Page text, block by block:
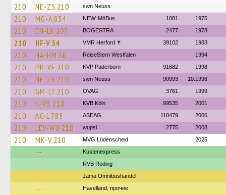
210 NE-ZS 210 swn Neuss
210 MG-A 854 NEW' MöBus 1081 1975
210 EN-LX 207 BOGESTRA 2477 1978
210 HF-V 54 VMR Herford ✝ 39102 1983
210 HA-HM 30 ReiseStern Westfalen 1994
210 PB-VE 210 KVP Paderborn 91682 1998
210 NE-ZS 210 swn Neuss 90993 10.1998
210 GM-LT 210 OVAG 3761 1999
210 K-VB 210 KVB Köln 99535 2001
210 AC-L 785 ASEAG 110479 2006
210 LEV-WU 210 wupsi 2775 2008
210 MK-V 210 MVG Lüdenscheid 2025
--- Küstenexpress
--- RVB Roding
--- Jama Omnibushandel
--- Havelland, прочие